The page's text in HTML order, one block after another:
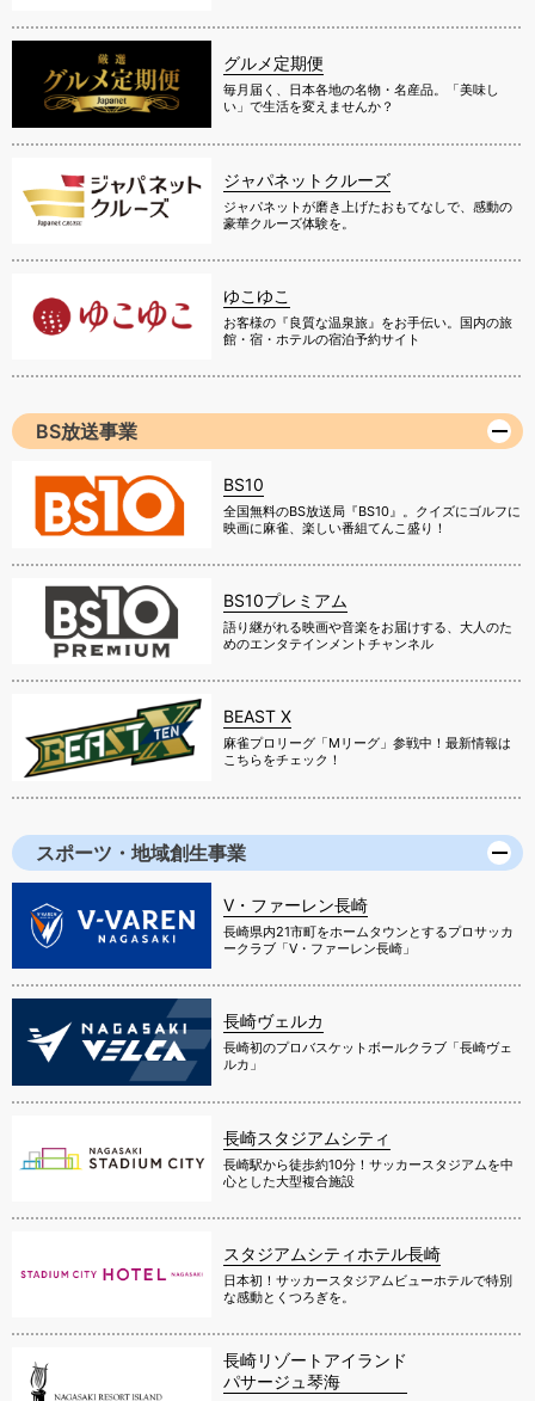
グルメ定期便
毎月届く、日本各地の名物・名産品。「美味し
い」で生活を変えませんか？
ジャパネットクルーズ
ジャパネットが磨き上げたおもてなしで、感動の
豪華クルーズ体験を。
ゆこゆこ
お客様の『良質な温泉旅』をお手伝い。国内の旅
館・宿・ホテルの宿泊予約サイト
BS放送事業
BS10
全国無料のBS放送局『BS10』。クイズにゴルフに
映画に麻雀、楽しい番組てんこ盛り！
BS10プレミアム
語り継がれる映画や音楽をお届けする、大人のた
めのエンタテインメントチャンネル
BEAST X
麻雀プロリーグ「Mリーグ」参戦中！最新情報は
こちらをチェック！
スポーツ・地域創生事業
V・ファーレン長崎
長崎県内21市町をホームタウンとするプロサッカ
ークラブ「V・ファーレン長崎」
長崎ヴェルカ
長崎初のプロバスケットボールクラブ「長崎ヴェ
ルカ」
長崎スタジアムシティ
長崎駅から徒歩約10分！サッカースタジアムを中
心とした大型複合施設
スタジアムシティホテル長崎
日本初！サッカースタジアムビューホテルで特別
な感動とくつろぎを。
長崎リゾートアイランド
パサージュ琴海